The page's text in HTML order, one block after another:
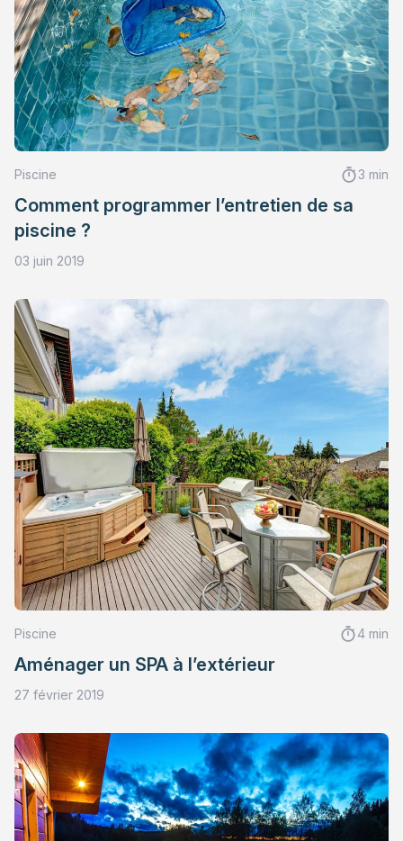
Piscine 3 min
Comment programmer l’entretien de sa
piscine ?
03 juin 2019
Piscine 4 min
Aménager un SPA à l’extérieur
27 février 2019